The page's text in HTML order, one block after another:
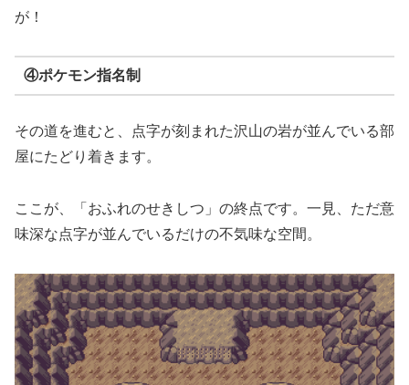
が！
④ポケモン指名制
その道を進むと、点字が刻まれた沢山の岩が並んでいる部
屋にたどり着きます。
ここが、「おふれのせきしつ」の終点です。一見、ただ意
味深な点字が並んでいるだけの不気味な空間。